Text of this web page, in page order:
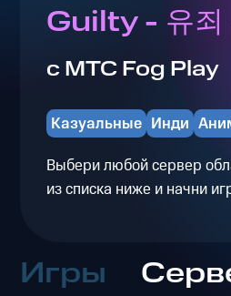
Guilty - 유죄
с МТС Fog Play
Казуальные Инди
Выбери любой сервер
из списка ниже и начни
Игры